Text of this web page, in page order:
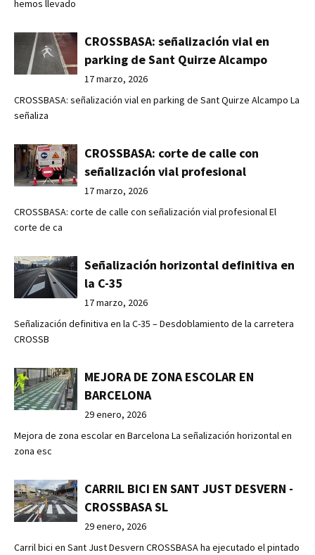
hemos llevado
CROSSBASA: señalización vial en
parking de Sant Quirze Alcampo
17 marzo, 2026
CROSSBASA: señalización vial en parking de Sant Quirze Alcampo La
señaliza
CROSSBASA: corte de calle con
señalización vial profesional
17 marzo, 2026
CROSSBASA: corte de calle con señalización vial profesional El
corte de ca
Señalización horizontal definitiva en
la C-35
17 marzo, 2026
Señalización definitiva en la C-35 – Desdoblamiento de la carretera
CROSSB
MEJORA DE ZONA ESCOLAR EN
BARCELONA
29 enero, 2026
Mejora de zona escolar en Barcelona La señalización horizontal en
zona esc
CARRIL BICI EN SANT JUST DESVERN -
CROSSBASA SL
29 enero, 2026
Carril bici en Sant Just Desvern CROSSBASA ha ejecutado el pintado